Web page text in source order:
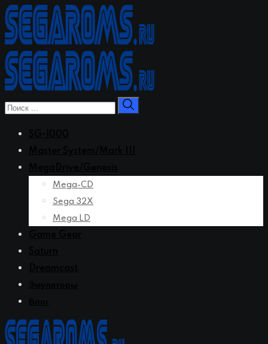
Перейти
к
контенту
Mega-CD
Sega 32X
Mega LD